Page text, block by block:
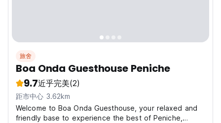
旅舍
Boa Onda Guesthouse Peniche
9.7近乎完美(2)
距市中心 3.62km
Welcome to Boa Onda Guesthouse, your relaxed and
friendly base to experience the best of Peniche,